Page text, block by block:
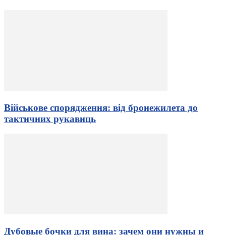
Військове спорядження: від бронежилета до
тактичних рукавиць
Дубовые бочки для вина: зачем они нужны и